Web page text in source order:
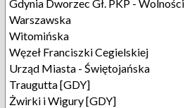
Gdynia Dworzec Gł. PKP - Wolności
Warszawska
Witomińska
Węzeł Franciszki Cegielskiej
Urząd Miasta - Świętojańska
Traugutta [GDY]
Żwirki i Wigury [GDY]